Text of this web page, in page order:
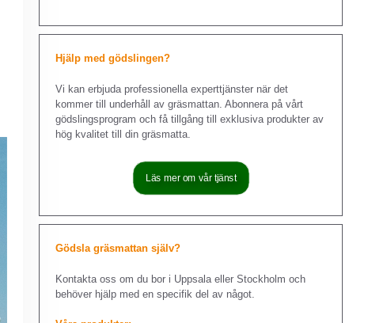
Hjälp med gödslingen?
Vi kan erbjuda professionella experttjänster när det
kommer till underhåll av gräsmattan. Abonnera på vårt
gödslingsprogram och få tillgång till exklusiva produkter av
hög kvalitet till din gräsmatta.
Läs mer om vår tjänst
Gödsla gräsmattan själv?
Kontakta oss om du bor i Uppsala eller Stockholm och
behöver hjälp med en specifik del av något.